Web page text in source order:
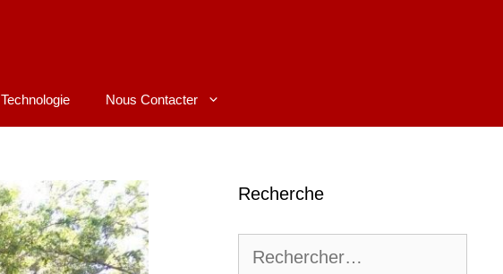
Technologie Nous Contacter
Recherche